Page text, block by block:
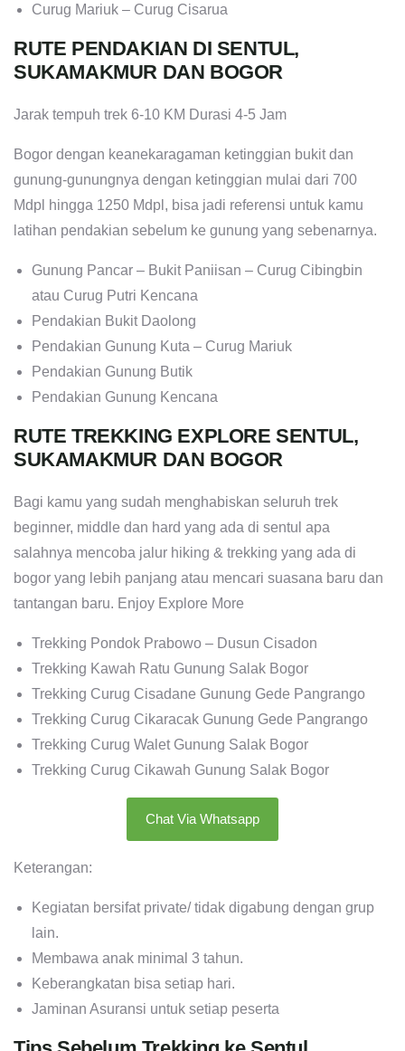
Curug Mariuk – Curug Cisarua
RUTE PENDAKIAN DI SENTUL,
SUKAMAKMUR DAN BOGOR
Jarak tempuh trek 6-10 KM Durasi 4-5 Jam
Bogor dengan keanekaragaman ketinggian bukit dan
gunung-gunungnya dengan ketinggian mulai dari 700
Mdpl hingga 1250 Mdpl, bisa jadi referensi untuk kamu
latihan pendakian sebelum ke gunung yang sebenarnya.
Gunung Pancar – Bukit Paniisan – Curug Cibingbin
atau Curug Putri Kencana
Pendakian Bukit Daolong
Pendakian Gunung Kuta – Curug Mariuk
Pendakian Gunung Butik
Pendakian Gunung Kencana
RUTE TREKKING EXPLORE SENTUL,
SUKAMAKMUR DAN BOGOR
Bagi kamu yang sudah menghabiskan seluruh trek
beginner, middle dan hard yang ada di sentul apa
salahnya mencoba jalur hiking & trekking yang ada di
bogor yang lebih panjang atau mencari suasana baru dan
tantangan baru. Enjoy Explore More
Trekking Pondok Prabowo – Dusun Cisadon
Trekking Kawah Ratu Gunung Salak Bogor
Trekking Curug Cisadane Gunung Gede Pangrango
Trekking Curug Cikaracak Gunung Gede Pangrango
Trekking Curug Walet Gunung Salak Bogor
Trekking Curug Cikawah Gunung Salak Bogor
Chat Via Whatsapp
Keterangan:
Kegiatan bersifat private/ tidak digabung dengan grup
lain.
Membawa anak minimal 3 tahun.
Keberangkatan bisa setiap hari.
Jaminan Asuransi untuk setiap peserta